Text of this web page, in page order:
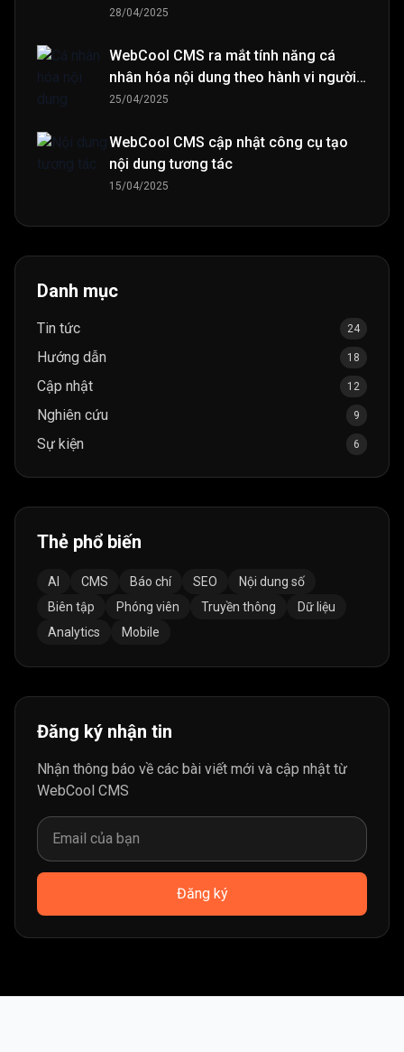
28/04/2025
WebCool CMS ra mắt tính năng cá
nhân hóa nội dung theo hành vi người
đọc
25/04/2025
WebCool CMS cập nhật công cụ tạo
nội dung tương tác
15/04/2025
Danh mục
Tin tức 24
Hướng dẫn 18
Cập nhật 12
Nghiên cứu 9
Sự kiện 6
Thẻ phổ biến
AI CMS Báo chí SEO
Nội dung số
Biên tập
Phóng viên Truyền thông
Dữ liệu
Analytics
Mobile
Đăng ký nhận tin
Nhận thông báo về các bài viết mới và cập nhật từ
WebCool CMS
Đăng ký